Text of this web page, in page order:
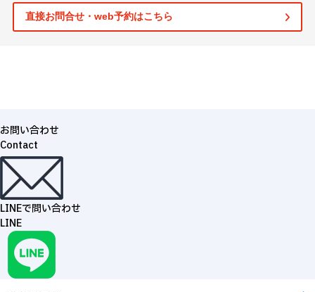
直接お問合せ・web予約はこちら
お問い合わせ
Contact
LINEで問い合わせ
LINE